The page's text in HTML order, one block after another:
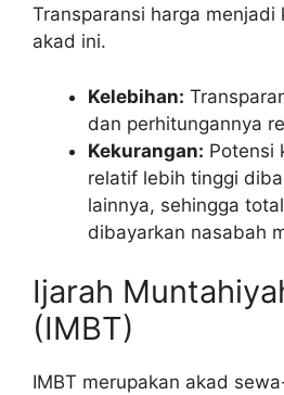
Transparansi harga menjadi
akad ini.
Kelebihan:
dan perhitungannya
Kekurangan: Potensi
relatif lebih tinggi
lainnya, sehingga
dibayarkan nasabah
Ijarah
(IMBT)
IMBT merupakan akad